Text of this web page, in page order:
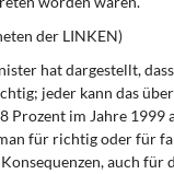
der LINKEN)
hat dargestellt,
jeder kann das
Prozent im Jahre 1999
für richtig oder für
auch für